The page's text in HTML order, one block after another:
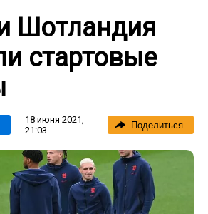
Шотландия
стартовые
18 июня 2021,
21:03
Поделиться